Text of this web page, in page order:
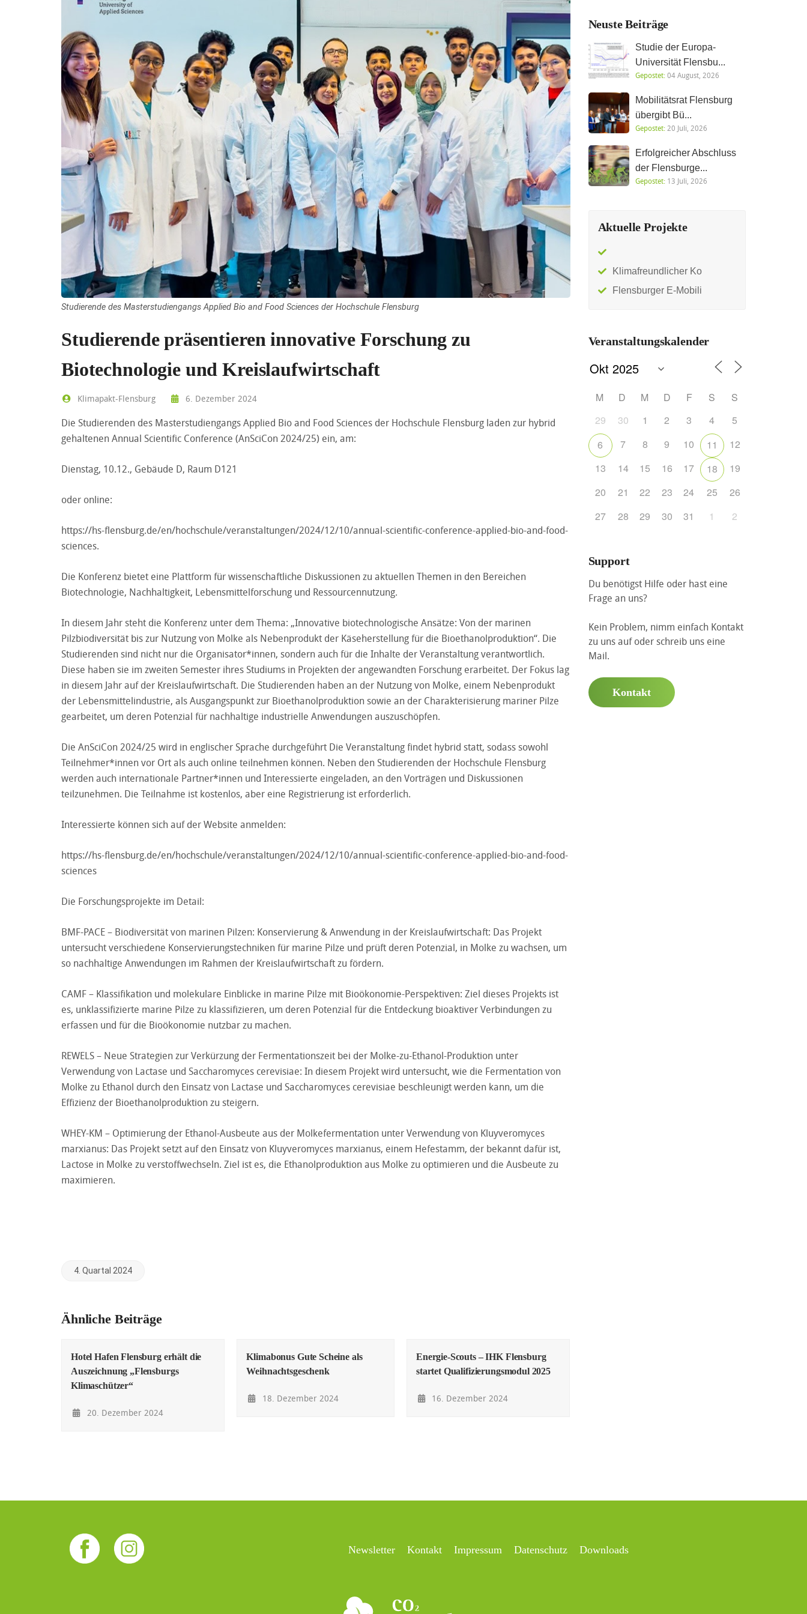
Studierende des Masterstudiengangs Applied Bio and Food Sciences der Hochschule Flensburg
Studierende präsentieren innovative Forschung zu
Biotechnologie und Kreislaufwirtschaft
Klimapakt-Flensburg 6. Dezember 2024
Die Studierenden des Masterstudiengangs Applied Bio and Food Sciences der Hochschule Flensburg laden zur hybrid
gehaltenen Annual Scientific Conference (AnSciCon 2024/25) ein, am:
Dienstag, 10.12., Gebäude D, Raum D121
oder online:
https://hs-flensburg.de/en/hochschule/veranstaltungen/2024/12/10/annual-scientific-conference-applied-bio-and-food-
sciences.
Die Konferenz bietet eine Plattform für wissenschaftliche Diskussionen zu aktuellen Themen in den Bereichen
Biotechnologie, Nachhaltigkeit, Lebensmittelforschung und Ressourcennutzung.
In diesem Jahr steht die Konferenz unter dem Thema: „Innovative biotechnologische Ansätze: Von der marinen
Pilzbiodiversität bis zur Nutzung von Molke als Nebenprodukt der Käseherstellung für die Bioethanolproduktion“. Die
Studierenden sind nicht nur die Organisator*innen, sondern auch für die Inhalte der Veranstaltung verantwortlich.
Diese haben sie im zweiten Semester ihres Studiums in Projekten der angewandten Forschung erarbeitet. Der Fokus lag
in diesem Jahr auf der Kreislaufwirtschaft. Die Studierenden haben an der Nutzung von Molke, einem Nebenprodukt
der Lebensmittelindustrie, als Ausgangspunkt zur Bioethanolproduktion sowie an der Charakterisierung mariner Pilze
gearbeitet, um deren Potenzial für nachhaltige industrielle Anwendungen auszuschöpfen.
Die AnSciCon 2024/25 wird in englischer Sprache durchgeführt Die Veranstaltung findet hybrid statt, sodass sowohl
Teilnehmer*innen vor Ort als auch online teilnehmen können. Neben den Studierenden der Hochschule Flensburg
werden auch internationale Partner*innen und Interessierte eingeladen, an den Vorträgen und Diskussionen
teilzunehmen. Die Teilnahme ist kostenlos, aber eine Registrierung ist erforderlich.
Interessierte können sich auf der Website anmelden:
https://hs-flensburg.de/en/hochschule/veranstaltungen/2024/12/10/annual-scientific-conference-applied-bio-and-food-
sciences
Die Forschungsprojekte im Detail:
BMF-PACE – Biodiversität von marinen Pilzen: Konservierung & Anwendung in der Kreislaufwirtschaft: Das Projekt
untersucht verschiedene Konservierungstechniken für marine Pilze und prüft deren Potenzial, in Molke zu wachsen, um
so nachhaltige Anwendungen im Rahmen der Kreislaufwirtschaft zu fördern.
CAMF – Klassifikation und molekulare Einblicke in marine Pilze mit Bioökonomie-Perspektiven: Ziel dieses Projekts ist
es, unklassifizierte marine Pilze zu klassifizieren, um deren Potenzial für die Entdeckung bioaktiver Verbindungen zu
erfassen und für die Bioökonomie nutzbar zu machen.
REWELS – Neue Strategien zur Verkürzung der Fermentationszeit bei der Molke-zu-Ethanol-Produktion unter
Verwendung von Lactase und Saccharomyces cerevisiae: In diesem Projekt wird untersucht, wie die Fermentation von
Molke zu Ethanol durch den Einsatz von Lactase und Saccharomyces cerevisiae beschleunigt werden kann, um die
Effizienz der Bioethanolproduktion zu steigern.
WHEY-KM – Optimierung der Ethanol-Ausbeute aus der Molkefermentation unter Verwendung von Kluyveromyces
marxianus: Das Projekt setzt auf den Einsatz von Kluyveromyces marxianus, einem Hefestamm, der bekannt dafür ist,
Lactose in Molke zu verstoffwechseln. Ziel ist es, die Ethanolproduktion aus Molke zu optimieren und die Ausbeute zu
maximieren.
4. Quartal 2024
Ähnliche Beiträge
Hotel Hafen Flensburg erhält die
Auszeichnung „Flensburgs
Klimaschützer“
20. Dezember 2024
Klimabonus Gute Scheine als
Weihnachtsgeschenk
18. Dezember 2024
Energie-Scouts – IHK Flensburg
startet Qualifizierungsmodul 2025
16. Dezember 2024
Neuste Beiträge
Studie der Europa-
Universität Flensbu...
Gepostet:04 August, 2026
Mobilitätsrat Flensburg
übergibt Bü...
Gepostet:20 Juli, 2026
Erfolgreicher Abschluss
der Flensburge...
Gepostet:13 Juli, 2026
Aktuelle Projekte
Klimafreundlicher Ko
Flensburger E-Mobili
Veranstaltungskalender
M D M D F S
S
29
30 1 2 3 4
5
6
7 8 9 10 11
12
13
14 15 16 17 18
19
20
21 22 23 24 25
26
27
28 29 30 31 1 2
Support
Du benötigst Hilfe oder hast eine
Frage an uns?
Kein Problem, nimm einfach Kontakt
zu uns auf oder schreib uns eine
Mail.
Kontakt
Newsletter Kontakt Impressum Datenschutz Downloads